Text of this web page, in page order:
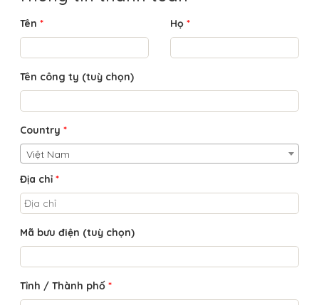
Tên * Họ *
Tên công ty (tuỳ chọn)
Country *
Việt Nam
Địa chỉ *
Mã bưu điện (tuỳ chọn)
Tỉnh / Thành phố *